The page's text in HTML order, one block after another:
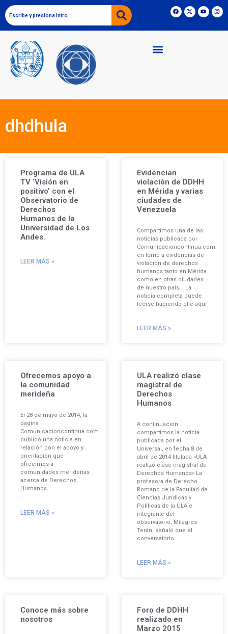
dhdhula
Programa de ULA
TV ‘Visión en
positivo’ con el
Observatorio de
Derechos
Humanos de la
Universidad de Los
Andes.
LEER MÁS »
Evidencian
violación de DDHH
en Mérida y varias
ciudades de
Venezuela
Compartimos una de las
noticias publicada por
Comunicacioncontinua.com
en torno a evidencias de
violación de derechos
humanos tanto en Mérida
como en otras ciudades
de nuestro país. La
noticia completa puede
leerse haciendo clic aquí
LEER MÁS »
Ofrecemos apoyo a
la comunidad
merideña
El 28 de mayo de 2014, la
página
Comunicacioncontinua.com
publicó una noticia en
relación con el apoyo y
orientación que
ofrecimos a
comunidades merideñas
acerca de Derechos
Humanos.
LEER MÁS »
ULA realizó clase
magistral de
Derechos
Humanos
A continuación
compartimos la noticia
publicada por el
Universal, en fecha 8 de
abril de 2014 titulada «ULA
realizó clase magistral de
Derechos Humanos» La
profesora de Derecho
Romano de la Facultad de
Ciencias Jurídicas y
Políticas de la ULA e
integrante del
observatorio, Milagros
Terán, señaló que el
conversatorio
LEER MÁS »
Conoce más sobre
nosotros
Foro de DDHH
realizado en
Marzo 2015